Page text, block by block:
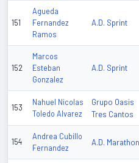
151
Agueda
Fernandez
Ramos
A.D. Sprint
152
Marcos
Esteban
Gonzalez
A.D. Sprint
153
Nahuel Nicolas
Toledo Alvarez
Grupo Oasis
Tres Cantos
154
Andrea Cubillo
Fernandez
A.D. Marathon